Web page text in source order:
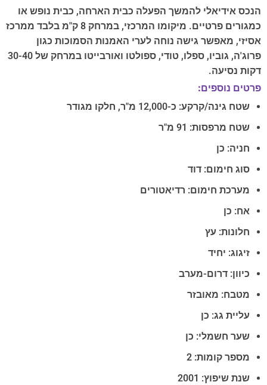
הנכס אידיאלי להמשך הפעלה כבית הארחה, כבית נופש או
כמגורים פרטיים. מיקומו המרכזי, במרחק 8 ק"מ בלבד ממרכז
אסיזי, מאפשר גישה נוחה לערי האמנות הסמוכות כגון
פרוג'ה, גוביו, ספלו, טודי, ספולטו ואורבייטו במרחק של 30-40
דקות נסיעה.
פרטים נוספים:
שטח גינה/קרקע: כ-12,000 מ"ר, חלקו מגודר
שטח מרפסות: 91 מ"ר
חניה: כן
סוג חימום: דוד
מערכת חימום: רדיאטורים
אח: כן
חלונות: עץ
זיגוג: יחיד
כיוון: דרום-מערב
מטבח: מאובזר
עליית גג: כן
שער חשמלי: כן
מספר קומות: 2
שנת שיפוץ: 2001